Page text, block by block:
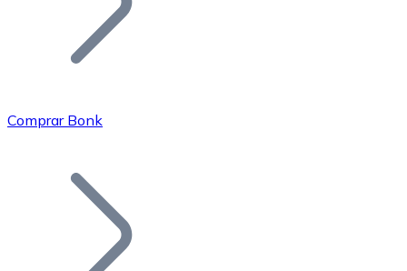
Bitcoin
Comprar Bonk